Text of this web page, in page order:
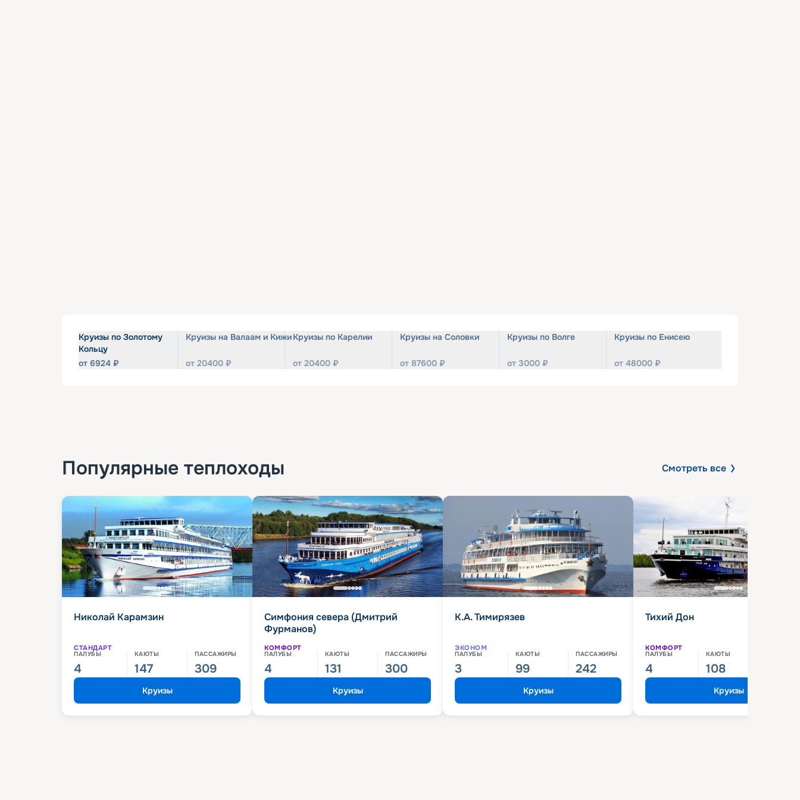
Круизы по Золотому
Кольцу
от 6924 ₽
Круизы на Валаам и Кижи
от 20400 ₽
Круизы по Карелии
от 20400 ₽
Круизы на Соловки
от 87600 ₽
Круизы по Волге
от 3000 ₽
Круизы по Енисею
от 48000 ₽
Популярные теплоходы Смотреть все
Николай Карамзин
СТАНДАРТ
ПАЛУБЫ
4
КАЮТЫ
147
ПАССАЖИРЫ
309
Круизы
Симфония севера (Дмитрий
Фурманов)
КОМФОРТ
ПАЛУБЫ
4
КАЮТЫ
131
ПАССАЖИРЫ
300
Круизы
К.А. Тимирязев
ЭКОНОМ
ПАЛУБЫ
3
КАЮТЫ
99
ПАССАЖИРЫ
242
Круизы
Тихий Дон
КОМФОРТ
ПАЛУБЫ
4
КАЮТЫ
108
Круизы